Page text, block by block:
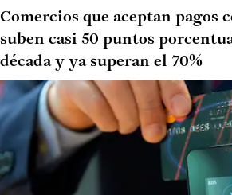
Comercios que aceptan pagos
suben casi 50 puntos
década y ya superan el 70%